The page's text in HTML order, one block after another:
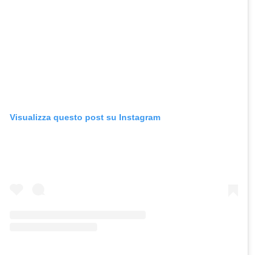
Visualizza questo post su Instagram